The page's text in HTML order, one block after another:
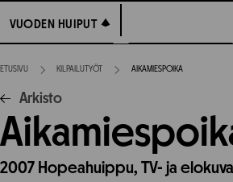
suoraan
sisältöön
VUODEN HUIPUT
VUODEN HUIPUT
ETUSIVU KILPAILUTYÖT AIKAMIESPOIKA
Arkisto
2007 Hopeahuippu, TV- ja